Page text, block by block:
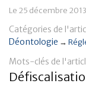
Patrimoine
Immobilier
Banque
Le 25 décembre 2013
Catégories de
Déontologie →
Mots-clés de